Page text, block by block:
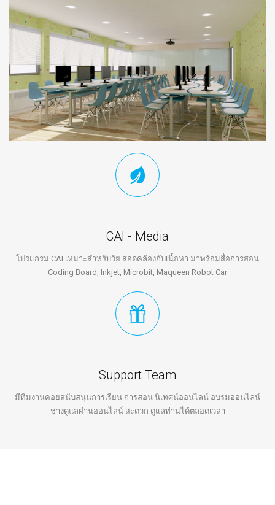
CAI - Media
โปรแกรม CAI เหมาะสำหรับวัย สอดคล้องกับเนื้อหา มาพร้อมสื่อการสอน
Coding Board, Inkjet, Microbit, Maqueen Robot Car
Support Team
มีทีมงานคอยสนับสนุนการเรียน การสอน นิเทศน์ออนไลน์ อบรมออนไลน์
ช่างดูแลผ่านออนไลน์ สะดวก ดูแลท่านได้ตลอดเวลา